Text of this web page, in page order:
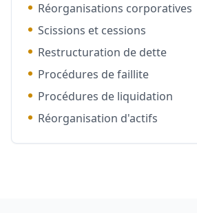
Réorganisations corporatives
Scissions et cessions
Restructuration de dette
Procédures de faillite
Procédures de liquidation
Réorganisation d'actifs